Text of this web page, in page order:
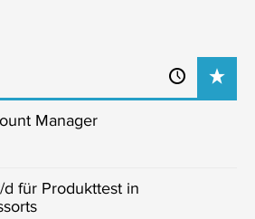
Manager
für Produkttest in